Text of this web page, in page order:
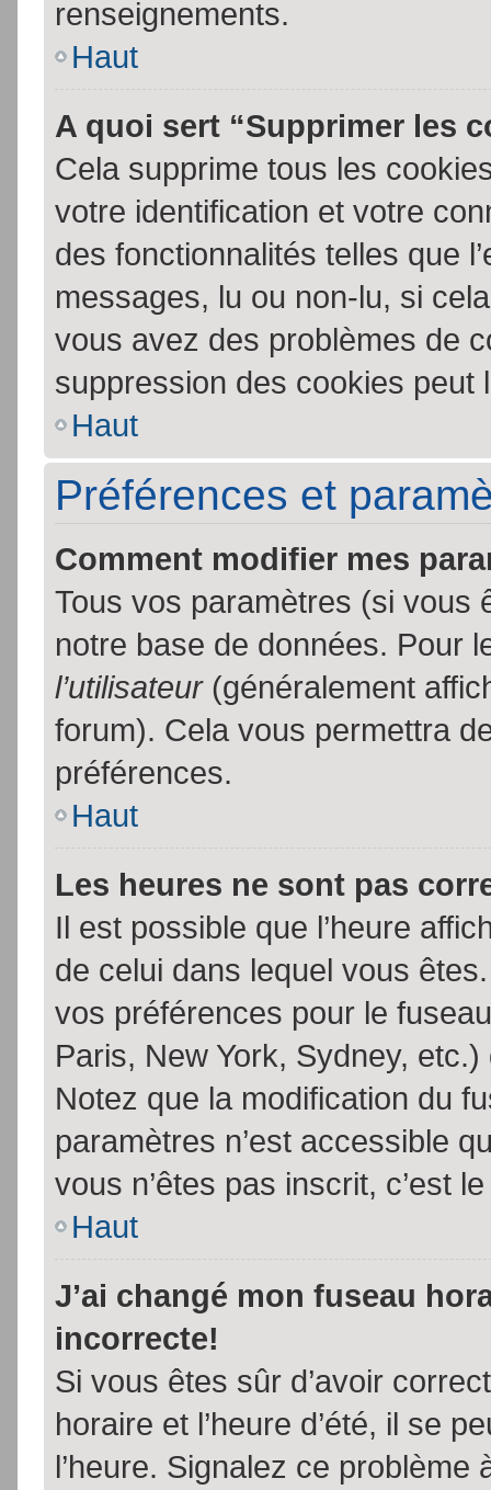
renseignements.
Haut
A quoi sert “Supprimer les
Cela supprime tous les
votre identification et votre
des fonctionnalités telles que
messages, lu ou non-lu, si
vous avez des problèmes de
suppression des cookies peut
Haut
Préférences et
Comment modifier mes
Tous vos paramètres (si vous
notre base de données. Pour
l’utilisateur(généralement
forum). Cela vous permettra
préférences.
Haut
Les heures ne sont pas
Il est possible que l’heure
de celui dans lequel vous
vos préférences pour le
Paris, New York, Sydney,
Notez que la modification du
paramètres n’est accessible
vous n’êtes pas inscrit, c’est
Haut
J’ai changé mon fuseau
incorrecte!
Si vous êtes sûr d’avoir
horaire et l’heure d’été, il se
l’heure. Signalez ce problème